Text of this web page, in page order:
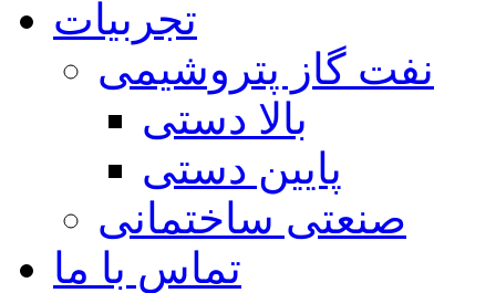
تجربیات
نفت گاز پتروشیمی
بالا دستی
پایین دستی
صنعتی ساختمانی
تماس با ما